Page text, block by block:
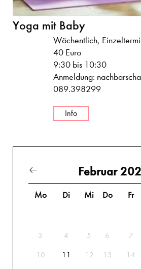
Yoga mit Baby
Wöchentlich,
40 Euro
9:30 bis 10:30
Anmeldung:
089.398299
Info
Februar
Mo Di Mi Do Fr
3 4 5 6 7
10 11 12 13 14